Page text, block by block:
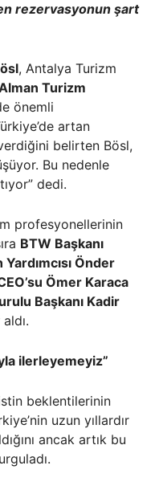
rezervasyonun şart
, Antalya Turizm
Turizm
önemli
artan
belirten Bösl,
Bu nedenle
dedi.
profesyonellerinin
BTW Başkanı
Önder
Ömer Karaca
Başkanı Kadir
ilerleyemeyiz”
beklentilerinin
uzun yıllardır
ancak artık bu